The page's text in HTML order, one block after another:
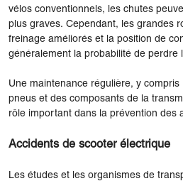
vélos conventionnels, les chutes
plus graves. Cependant, les grandes
freinage améliorés et la position de
généralement la probabilité de perdre
Une maintenance régulière, y
pneus et des composants de la
rôle important dans la prévention des
Accidents de scooter électrique
Les études et les organismes de